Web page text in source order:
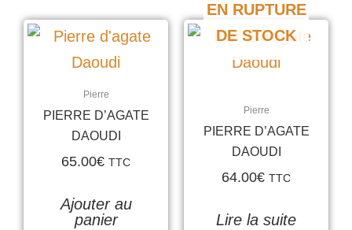
Pierre
PIERRE D’AGATE
DAOUDI
65.00€ TTC
Ajouter au
panier
EN RUPTURE
DE STOCK
Pierre
PIERRE D’AGATE
DAOUDI
64.00€ TTC
Lire la suite